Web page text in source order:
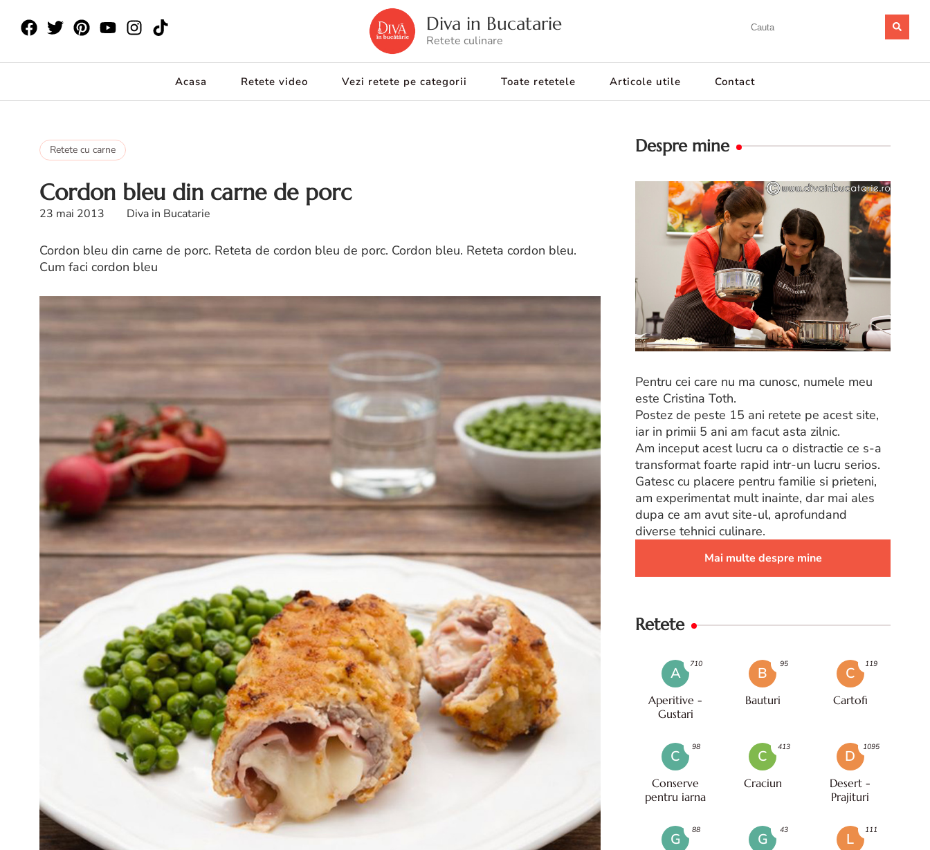
Diva in Bucatarie
Retete culinare
Acasa Retete video Vezi retete pe categorii Toate retetele Articole utile Contact
Retete cu carne
Cordon bleu din carne de porc
23 mai 2013 Diva in Bucatarie
Cordon bleu din carne de porc. Reteta de cordon bleu de porc. Cordon bleu. Reteta cordon bleu.
Cum faci cordon bleu
Despre mine
Pentru cei care nu ma cunosc, numele meu
este Cristina Toth.
Postez de peste 15 ani retete pe acest site,
iar in primii 5 ani am facut asta zilnic.
Am inceput acest lucru ca o distractie ce s-a
transformat foarte rapid intr-un lucru serios.
Gatesc cu placere pentru familie si prieteni,
am experimentat mult inainte, dar mai ales
dupa ce am avut site-ul, aprofundand
diverse tehnici culinare.
Mai multe despre mine
Retete
A
Aperitive -
Gustari
710
B
Bauturi
95
C
Cartofi
119
C
Conserve
pentru iarna
98
C
Craciun
413
D
Desert -
Prajituri
1095
G
88
G
43
L
111